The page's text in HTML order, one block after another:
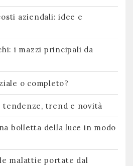
aziendali: idee e
i mazzi principali da
o completo?
tendenze, trend e novità
bolletta della luce in modo
malattie portate dal